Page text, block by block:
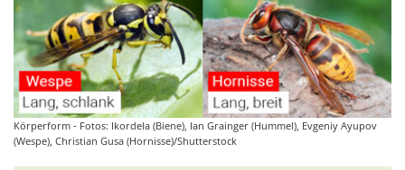
Körperform - Fotos: Ikordela (Biene), Ian Grainger (Hummel), Evgeniy Ayupov
(Wespe), Christian Gusa (Hornisse)/Shutterstock